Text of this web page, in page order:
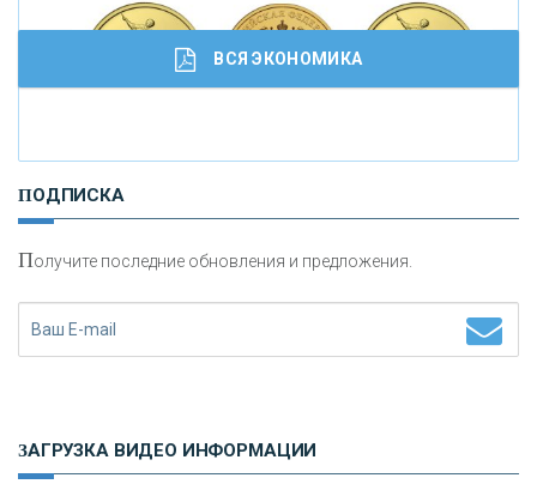
И
сохранения и увеличения капитала
ВСЯ ЭКОНОМИКА
ПОДПИСКА
Получите последние обновления и предложения.
ЗАГРУЗКА ВИДЕО ИНФОРМАЦИИ